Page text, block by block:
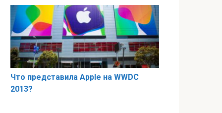
Что представила Apple на WWDC
2013?